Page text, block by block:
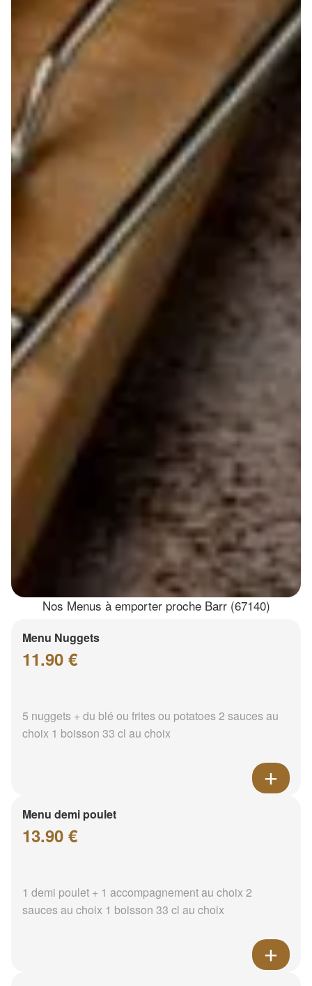
Nos Menus à emporter proche Barr (67140)
Menu Nuggets
11.90 €
5 nuggets + du blé ou frites ou potatoes 2 sauces au
choix 1 boisson 33 cl au choix
Menu demi poulet
13.90 €
1 demi poulet + 1 accompagnement au choix 2
sauces au choix 1 boisson 33 cl au choix